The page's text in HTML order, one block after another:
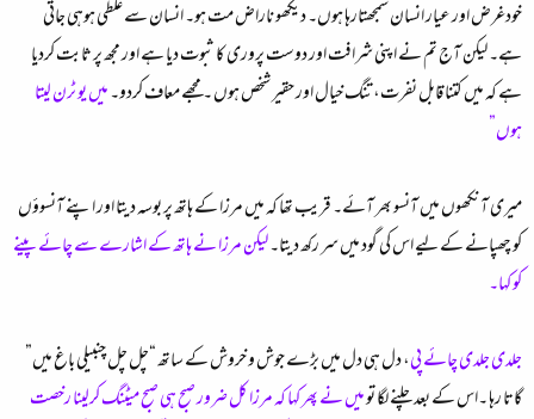
خودغرض اور عیار انسان سمجھتارہا ہوں۔ دیکھو ناراض مت ہو۔ انسان سے غلطی ہوہی جاتی
ہے۔ لیکن آج تم نے اپنی شرافت اور دوست پروری کا ثبوت دیا ہے اور مجھ پر ثابت کردیا
ہے کہ میں کتنا قابل نفرت، تنگ خیال اور حقیر شخص ہوں ۔ مجھے معاف کردو۔میں یو ٹرن لیتا
ہوں”
میری آنکھوں میں آنسو بھر آئے۔ قریب تھا کہ میں مرزا کے ہاتھ پر بوسہ دیتا اور اپنے آنسوؤں
کو چھپانے کے ليے اس کی گود میں سر رکھ دیتا۔لیکن مرزا نے ہاتھ کے اشارے سے چائے پینے
کو کہا۔
جلدی جلدی چائے پی، دل ہی دل میں بڑے جوش و خروش کے ساتھ “چل چل چنبیلی باغ میں”
گاتا رہا ۔اس کے بعد چلنے لگا تومیں نے پھر کہا کہ مرزا کل ضرور صبح ہی صبح میٹنگ کرلینا رخصت